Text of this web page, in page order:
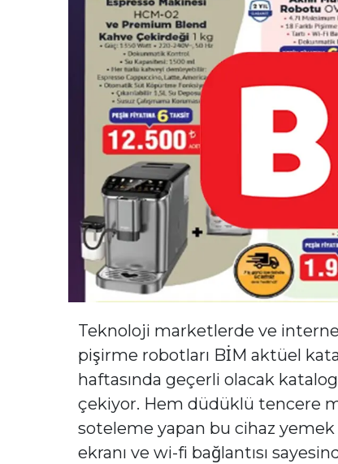
Teknoloji marketlerde ve
pişirme robotları BİM aktüel
haftasında geçerli olacak
çekiyor. Hem düdüklü tencere
soteleme yapan bu cihaz
ekranı ve wi-fi bağlantısı